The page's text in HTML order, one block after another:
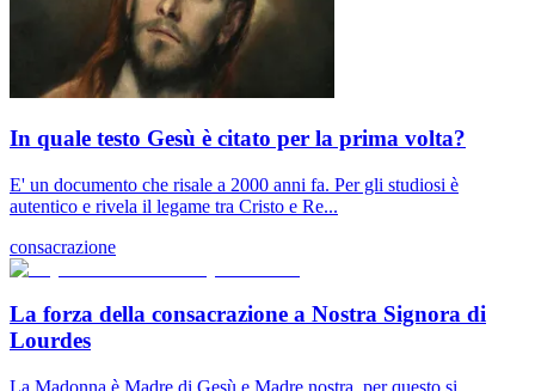
In quale testo Gesù è citato per la prima volta?
E' un documento che risale a 2000 anni fa. Per gli studiosi è
autentico e rivela il legame tra Cristo e Re...
consacrazione
La forza della consacrazione a Nostra Signora di
Lourdes
La Madonna è Madre di Gesù e Madre nostra, per questo si